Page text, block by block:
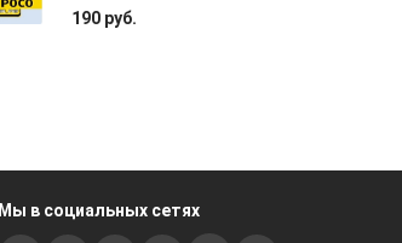
190 руб.
Мы в социальных сетях